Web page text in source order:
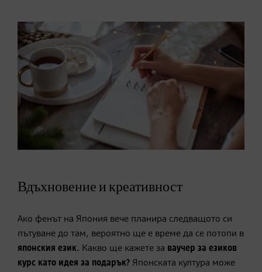
Вдъхновение и креативност
Ако фенът на Япония вече планира следващото си
пътуване до там, вероятно ще е време да се потопи в
японския език. Какво ще кажете за ваучер за езиков
курс като идея за подарък? Японската култура може